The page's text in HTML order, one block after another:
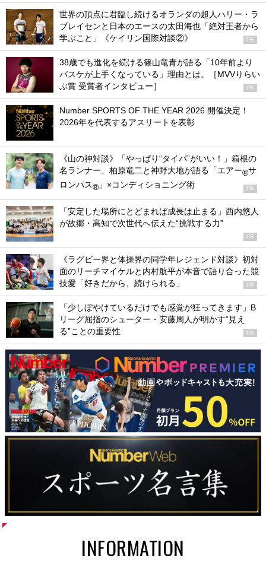
世界の頂点に君臨し続けるオランダの超人ハリー・ラ
ブレイセンと日本のエースの太田海也「絶対王者から
学ぶこと」《ケイリン国際対談②》
PR
38歳でも進化を続ける篠山竜青が語る「10年前より
バスケが上手くなっている」理由とは。［MVVりらい
ぶ賞 受賞者インタビュー］
PR
Number SPORTS OF THE YEAR 2026 開催決定！
2026年を代表するアスリートを表彰
《山の神対談》「やっぱり“タイパ”がいい！」箱根の
名ランナー、柏原竜二と神野大地が語る「エアー®サ
ロンパス® 」×コンディショニング術 PR
「安定した場所にとどまれば成長は止まる」西内悠人
が故郷・高知で次世代へ伝えた“挑戦する力”
PR
《ラグビー界と体操界の同学年レジェンド対談》初対
面のリーチマイケルと内村航平が本音で語り合った競
技愛「好きだから、続けられる」
PR
「少しぼやけているだけでも感覚が狂ってきます」B
リーグ屈指のシューター・安藤周人が明かす“見え
る”ことの重要性
PR
INFORMATION